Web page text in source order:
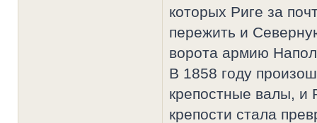
которых Риге за
пережить и
ворота армию
В 1858 году
крепостные валы, и
крепости стала